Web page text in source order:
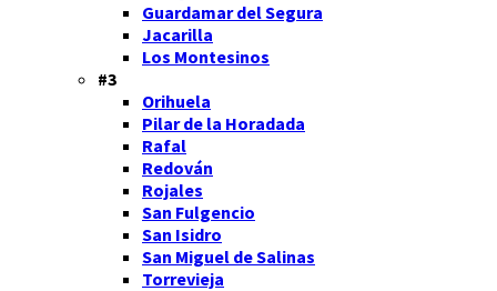
Guardamar del Segura
Jacarilla
Los Montesinos
#3
Orihuela
Pilar de la Horadada
Rafal
Redován
Rojales
San Fulgencio
San Isidro
San Miguel de Salinas
Torrevieja